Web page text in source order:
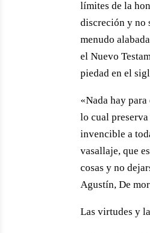
límites de la
discreción y no
menudo
el Nuevo
piedad en el
«Nada hay
lo cual
invencible a
vasallaje, que
cosas y no
Agustín, De
Las virtudes y